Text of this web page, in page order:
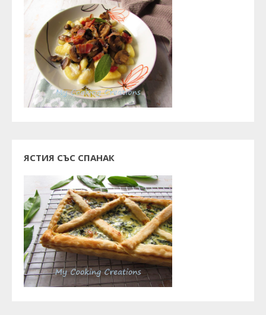
ЯСТИЯ СЪС СПАНАК